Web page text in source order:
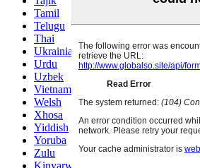
Tamil
Telugu
Thai
Ukrainian
Urdu
Uzbek
Vietnamese
Welsh
Xhosa
Yiddish
Yoruba
Zulu